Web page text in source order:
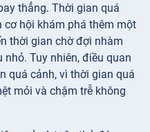
thẳng. Thời gian quá
cơ hội khám phá thêm một
thời gian chờ đợi nhàm
Tuy nhiên, điều quan
quá cảnh, vì thời gian quá
mỏi và chậm trễ không